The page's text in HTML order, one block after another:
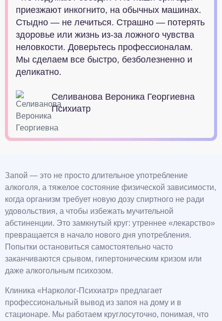
приезжают инкогнито, на обычных машинах.
Стыдно — не лечиться. Страшно — потерять
здоровье или жизнь из-за ложного чувства
неловкости. Доверьтесь профессионалам.
Мы сделаем все быстро, безболезненно и
деликатно.
Селиванова Вероника Георгиевна
Психиатр
Запой — это не просто длительное употребление
алкоголя, а тяжелое состояние физической зависимости,
когда организм требует новую дозу спиртного не ради
удовольствия, а чтобы избежать мучительной
абстиненции. Это замкнутый круг: утреннее «лекарство»
превращается в начало нового дня употребления.
Попытки остановиться самостоятельно часто
заканчиваются срывом, гипертоническим кризом или
даже алкогольным психозом.
Клиника «Нарколог-Психиатр» предлагает
профессиональный вывод из запоя на дому и в
стационаре. Мы работаем круглосуточно, понимая, что